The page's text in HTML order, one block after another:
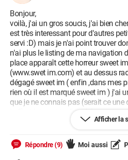
Bonjour,
voilà, j'ai un gros soucis, j'ai bien
est très interessant pour d'autres
servi :D) mais je n'ai point trouver
n'ai plus le listing de ma navigation
place apparaît cette horreur sweet im
(www.swet im.com) et au dessus
dégagé sweet im ( enfin ,dans mes
rien où il est marqué sweet im ) j'ai
que je ne connais pas (serait ce une
in ?) et internet toolbar 4.6 sweet
ce dernier) merci pour toute l'aide
Afficher la
Répondre (9) Moi aussi